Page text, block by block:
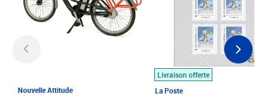
Nouvelle Attitude
Livraison offerte
La Poste